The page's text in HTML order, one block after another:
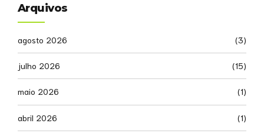
Arquivos
agosto 2026 (3)
julho 2026 (15)
maio 2026 (1)
abril 2026 (1)